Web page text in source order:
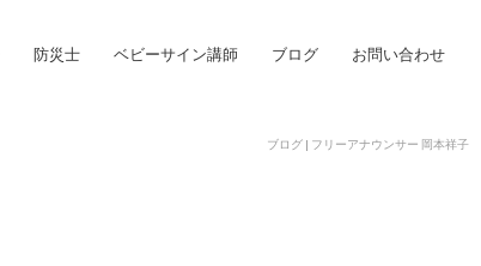
防災士 ベビーサイン講師 ブログ お問い合わせ
ブログ | フリーアナウンサー 岡本祥子